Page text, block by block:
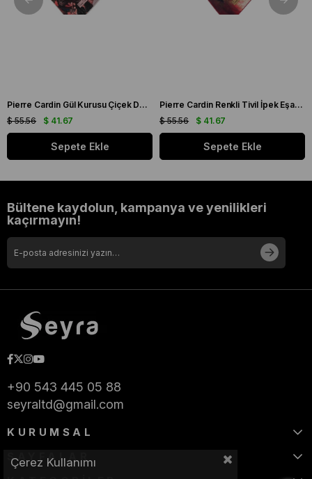
Pierre Cardin Gül Kurusu Çiçek Desen Tivil İpek Eşarp 7660438 - 991
$ 41.67
$ 55.56
Sepete Ekle
Pierre Cardin Renkli Tivil İpek Eşarp 7955438 - 941
$ 41.67
$ 55.56
Sepete Ekle
Bültene kaydolun, kampanya ve yenilikleri
kaçırmayın!
+90 543 445 05 88
seyraltd@gmail.com
KURUMSAL
SAYFALAR
Çerez Kullanımı